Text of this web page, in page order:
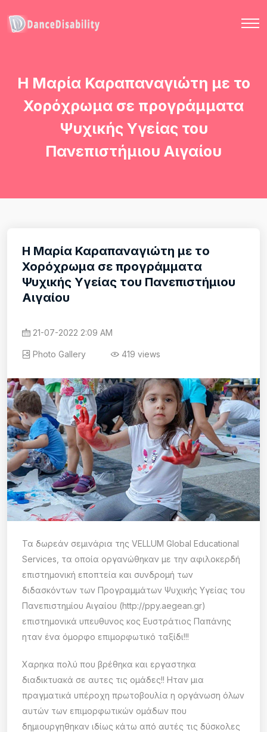
Η Μαρία Καραπαναγιώτη με το
Χορόχρωμα σε προγράμματα
Ψυχικής Υγείας του
Πανεπιστήμιου Αιγαίου
Η Μαρία Καραπαναγιώτη με το
Χορόχρωμα σε προγράμματα
Ψυχικής Υγείας του Πανεπιστήμιου
Αιγαίου
21-07-2022 2:09 AM
Photo Gallery 419 views
Τα δωρεάν σεμινάρια της VELLUM Global Educational
Services, τα οποία οργανώθηκαν με την αφιλοκερδή
επιστημονική εποπτεία και συνδρομή των
διδασκόντων των Προγραμμάτων Ψυχικής Υγείας του
Πανεπιστημίου Αιγαίου (http://ppy.aegean.gr)
επιστημονικά υπευθυνος κος Ευστράτιος Παπάνης
ηταν ένα όμορφο επιμορφωτικό ταξίδι!!!
Χαρηκα πολύ που βρέθηκα και εργαστηκα
διαδικτυακά σε αυτες τις ομάδες!! Ηταν μια
πραγματικά υπέροχη πρωτοβουλία η οργάνωση όλων
αυτών των επιμορφωτικών ομάδων που
δημιουργηθηκαν ιδίως κάτω από αυτές τις δύσκολες